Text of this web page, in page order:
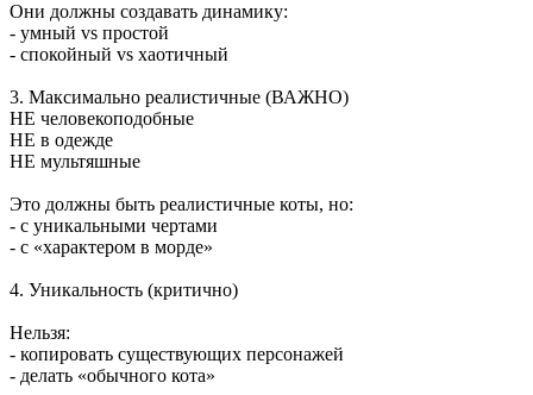
Они должны создавать динамику:
- умный vs простой
- спокойный vs хаотичный
3. Максимально реалистичные (ВАЖНО)
НЕ человекоподобные
НЕ в одежде
НЕ мультяшные
Это должны быть реалистичные коты, но:
- с уникальными чертами
- с «характером в морде»
4. Уникальность (критично)
Нельзя:
- копировать существующих персонажей
- делать «обычного кота»